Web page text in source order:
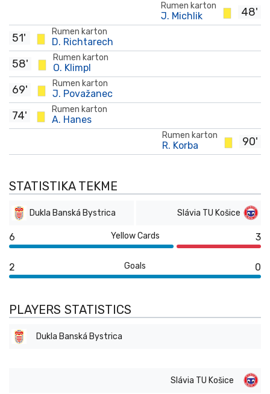
48'
Rumen karton
J. Michlik
Rumen karton
D. Richtarech
51'
Rumen karton
O. Klimpl
58'
Rumen karton
J. Považanec
69'
Rumen karton
A. Hanes
74'
90'
Rumen karton
R. Korba
STATISTIKA TEKME
Dukla Banská Bystrica Slávia TU Košice
6 Yellow Cards 3
2 Goals 0
PLAYERS STATISTICS
Dukla Banská Bystrica
Slávia TU Košice